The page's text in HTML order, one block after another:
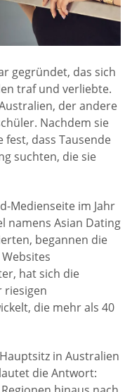
gegründet, das sich
traf und verliebte.
der andere
Nachdem sie
dass Tausende
suchten, die sie
Medienseite im Jahr
namens Asian Dating
begannen die
hat sich die
riesigen
die mehr als 40
in Australien
die Antwort: